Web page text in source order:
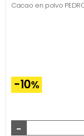
Cacao en polvo
-10%
-